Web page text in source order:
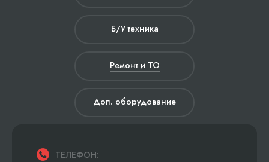
Б/У техника
Ремонт и ТО
Доп. оборудование
ТЕЛЕФОН: